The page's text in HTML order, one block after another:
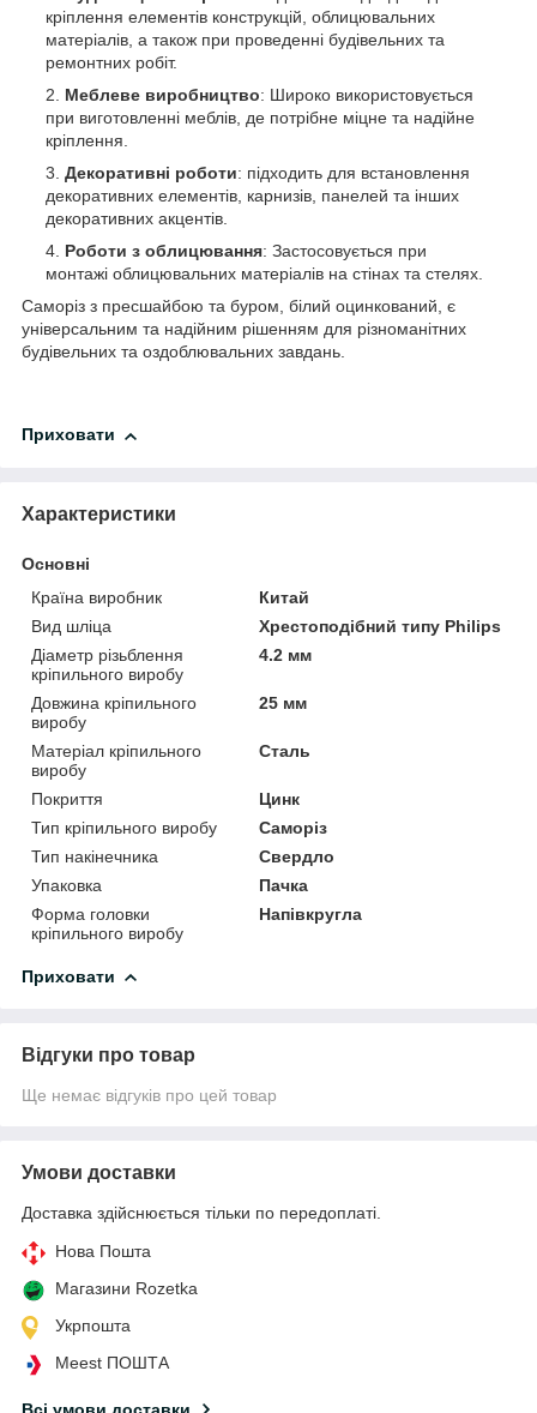
кріплення елементів конструкцій, облицювальних
матеріалів, а також при проведенні будівельних та
ремонтних робіт.
Меблеве виробництво: Широко використовується
при виготовленні меблів, де потрібне міцне та надійне
кріплення.
Декоративні роботи: підходить для встановлення
декоративних елементів, карнизів, панелей та інших
декоративних акцентів.
Роботи з облицювання: Застосовується при
монтажі облицювальних матеріалів на стінах та стелях.
Саморіз з пресшайбою та буром, білий оцинкований, є
універсальним та надійним рішенням для різноманітних
будівельних та оздоблювальних завдань.
Приховати
Характеристики
Основні
Країна виробник
Китай
Вид шліца
Хрестоподібний типу Philips
Діаметр різьблення
кріпильного виробу
4.2 мм
Довжина кріпильного
виробу
25 мм
Матеріал кріпильного
виробу
Сталь
Покриття
Цинк
Тип кріпильного виробу
Саморіз
Тип накінечника
Свердло
Упаковка
Пачка
Форма головки
кріпильного виробу
Напівкругла
Приховати
Відгуки про товар
Ще немає відгуків про цей товар
Умови доставки
Доставка здійснюється тільки по передоплаті.
Нова Пошта
Магазини Rozetka
Укрпошта
Meest ПОШТА
Всі умови доставки